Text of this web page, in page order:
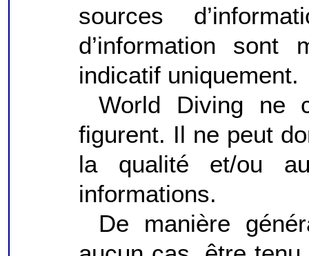
sources
d’information
indicatif uniquement.
World Diving ne
figurent. Il ne peut
la qualité et/ou
informations.
De manière